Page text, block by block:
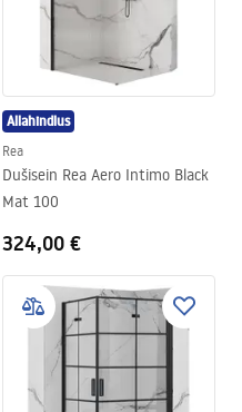
Allahindlus
Rea
Dušisein Rea Aero Intimo Black
Mat 100
324,00 €